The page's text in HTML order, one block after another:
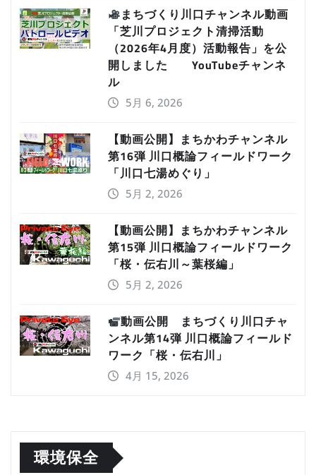
まちづくり川口チャンネル動画
「芝川プロジェクト清掃活動
（2026年4月度）活動報告」を公
開しました YouTubeチャンネ
ル
5月 6, 2026
【動画公開】まちかわチャンネル
第16弾 川口概論フィールドワーク
「川口七湯めぐり」
5月 2, 2026
【動画公開】まちかわチャンネル
第15弾 川口概論フィールドワーク
「桜・伝右川～葉桜編」
5月 2, 2026
動画公開 まちづくり川口チャ
ンネル第14弾 川口概論フィールド
ワーク「桜・伝右川」
4月 15, 2026
環境保全